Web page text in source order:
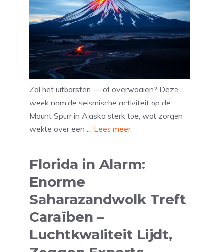
Zal het uitbarsten — of overwaaien? Deze
week nam de seismische activiteit op de
Mount Spurr in Alaska sterk toe, wat zorgen
wekte over een … Lees meer
Florida in Alarm:
Enorme
Saharazandwolk Treft
Caraïben –
Luchtkwaliteit Lijdt,